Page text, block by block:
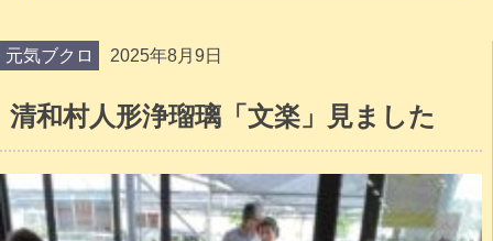
元気ブクロ 2025年8月9日
清和村人形浄瑠璃「文楽」見ました